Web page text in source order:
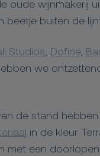
oude wijnmakerij
beetje buiten de
Studios Dofine,
we
de stand
in de kleur
met een